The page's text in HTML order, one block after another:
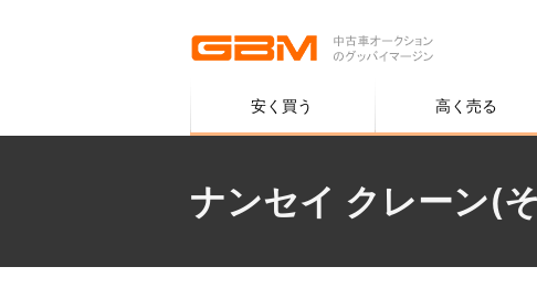
安く買う 高く売る
ナンセイ クレーン(